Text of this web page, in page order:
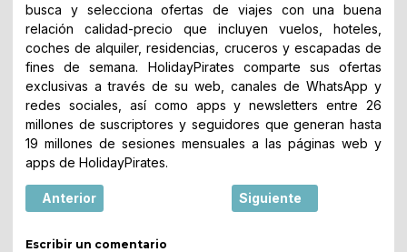
busca y selecciona ofertas de viajes con una buena
relación calidad-precio que incluyen vuelos, hoteles,
coches de alquiler, residencias, cruceros y escapadas de
fines de semana. HolidayPirates comparte sus ofertas
exclusivas a través de su web, canales de WhatsApp y
redes sociales, así como apps y newsletters entre 26
millones de suscriptores y seguidores que generan hasta
19 millones de sesiones mensuales a las páginas web y
apps de HolidayPirates.
Artículo anterior: Sube el número de agencias de viajes
Anterior Artículo siguiente: El
Siguiente
Escribir un comentario